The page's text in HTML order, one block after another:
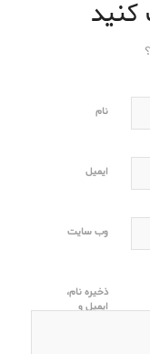
کنید
نام
ایمیل
وب‌ سایت
ذخیره نام،
ایمیل و